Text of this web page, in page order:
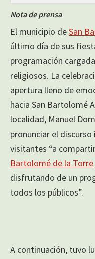
Nota de prensa
El municipio deSan
último día de sus
programación
religiosos. La
apertura lleno de
hacia San Bartolomé
localidad, Manuel
pronunciar el
visitantes “a
Bartolomé de la Torre
disfrutando de un
todos los públicos”.
A continuación, tuvo